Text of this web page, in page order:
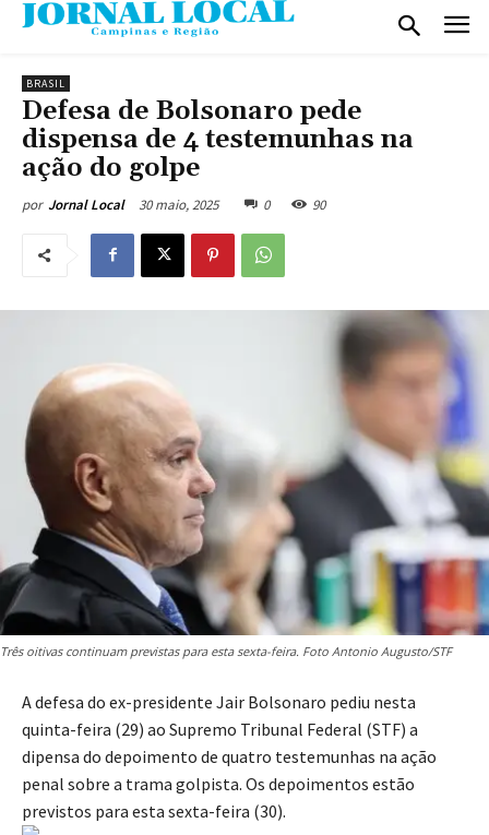
BRASIL
Defesa de Bolsonaro pede
dispensa de 4 testemunhas na
ação do golpe
por Jornal Local 30 maio, 2025 0 90
Três oitivas continuam previstas para esta sexta-feira. Foto Antonio Augusto/STF
A defesa do ex-presidente Jair Bolsonaro pediu nesta
quinta-feira (29) ao Supremo Tribunal Federal (STF) a
dipensa do depoimento de quatro testemunhas na ação
penal sobre a trama golpista. Os depoimentos estão
previstos para esta sexta-feira (30).